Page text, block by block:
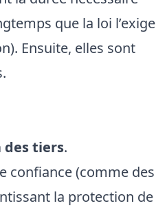
que la loi l’exige
Ensuite, elles sont
des tiers.
confiance (comme des
la protection de